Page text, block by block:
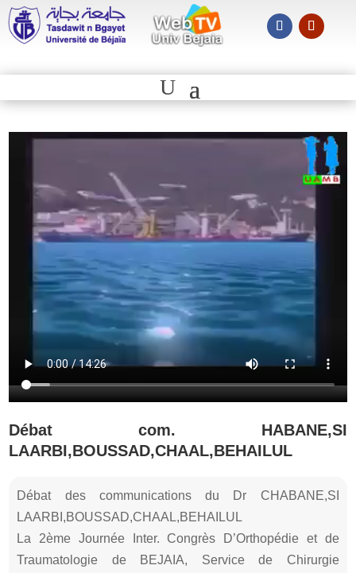
Débat com. HABANE,SI
LAARBI,BOUSSAD,CHAAL,BEHAILUL
Débat des communications du Dr CHABANE,SI
LAARBI,BOUSSAD,CHAAL,BEHAILUL
La 2ème Journée Inter. Congrès D’Orthopédie et de
Traumatologie de BEJAIA, Service de Chirurgie